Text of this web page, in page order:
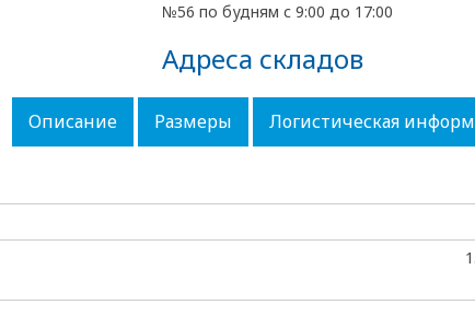
№56 по будням с 9:00 до 17:00
Адреса складов
Описание Размеры Логистическая